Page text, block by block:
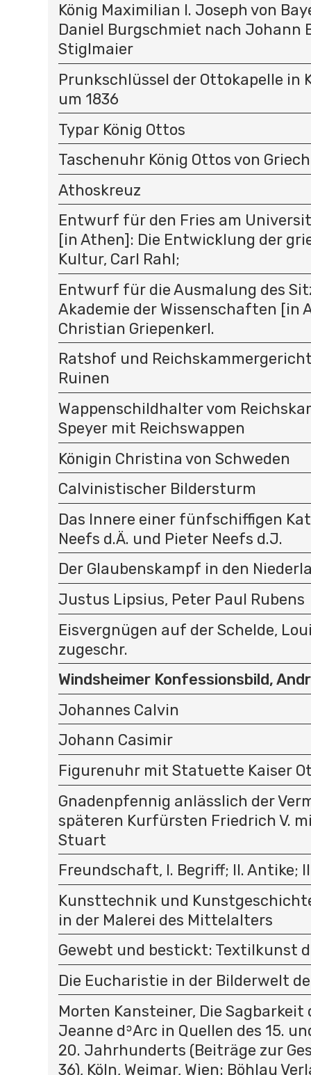
König Maximilian I. Joseph von
Daniel Burgschmiet nach Johann
Stiglmaier
Prunkschlüssel der Ottokapelle in
um 1836
Typar König Ottos
Taschenuhr König Ottos von
Athoskreuz
Entwurf für den Fries am
[in Athen]: Die Entwicklung der
Kultur, Carl Rahl;
Entwurf für die Ausmalung des
Akademie der Wissenschaften [in
Christian Griepenkerl.
Ratshof und
Ruinen
Wappenschildhalter vom
Speyer mit Reichswappen
Königin Christina von Schweden
Calvinistischer Bildersturm
Das Innere einer fünfschiffigen
Neefs d.Ä. und Pieter Neefs d.J.
Der Glaubenskampf in den
Justus Lipsius, Peter Paul Rubens
Eisvergnügen auf der Schelde,
zugeschr.
Windsheimer Konfessionsbild,
Johannes Calvin
Johann Casimir
Figurenuhr mit Statuette Kaiser
Gnadenpfennig anlässlich der
späteren Kurfürsten Friedrich V.
Stuart
Freundschaft, I. Begriff; II. Antike;
Kunsttechnik und
in der Malerei des Mittelalters
Gewebt und bestickt: Textilkunst
Die Eucharistie in der Bilderwelt
Morten Kansteiner, Die Sagbarkeit
Jeanne dʾArc in Quellen des 15.
20. Jahrhunderts (Beiträge zur
36), Köln, Weimar, Wien: Böhlau